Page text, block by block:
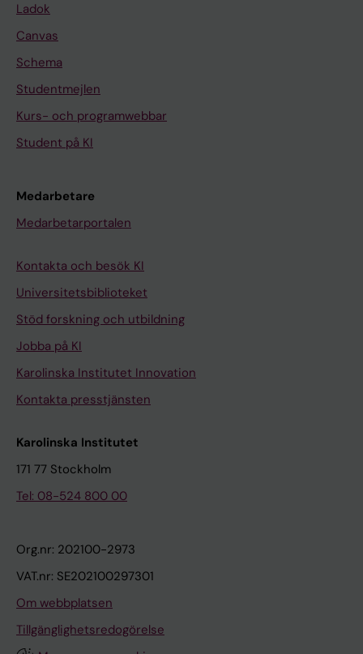
Ladok
Canvas
Schema
Studentmejlen
Kurs- och programwebbar
Student på KI
Medarbetare
Medarbetarportalen
Kontakta och besök KI
Universitetsbiblioteket
Stöd forskning och utbildning
Jobba på KI
Karolinska Institutet Innovation
Kontakta presstjänsten
Karolinska Institutet
171 77 Stockholm
Tel: 08-524 800 00
Org.nr: 202100-2973
VAT.nr: SE202100297301
Om webbplatsen
Tillgänglighetsredogörelse